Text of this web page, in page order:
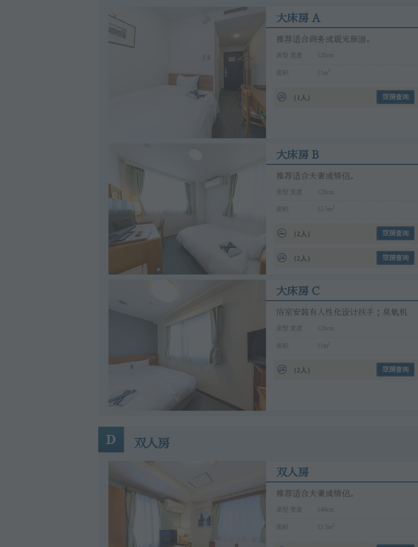
大床房 A
推荐适合商务或观光旅游。
床型 宽度 120cm
面积 11m 2
（1人） 空房查询
大床房 B
推荐适合夫妻或情侣。
床型 宽度 120cm
面积 12.5m 2
（2人） 空房查询
（2人） 空房查询
大床房 C
浴室安装有人性化设计扶手；臭氧机
床型 宽度 120cm
面积 11m 2
（2人） 空房查询
D 双人房
双人房
推荐适合夫妻或情侣。
床型 宽度 140cm
面积 12.5m 2